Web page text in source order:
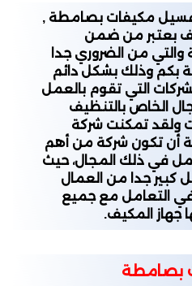
مكيفات بصامطة ,
بعتبر من ضمن
والتي من الضروري جدا
بكم وذلك بشكل دائم
التي تقوم بالعمل
الخاص بالتنظيف
ولقد تمكنت شركة
أن تكون شركة من أهم
في ذلك المجال، حيث
كبير جدا من العمال
في التعامل مع جميع
جهاز المكيف.
بصامطة